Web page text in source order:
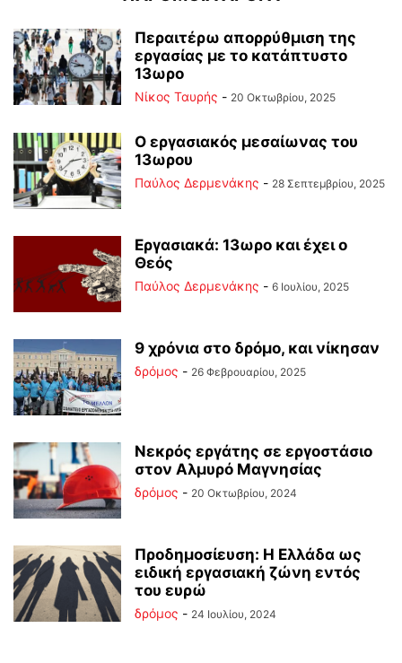
Περαιτέρω απορρύθμιση της
εργασίας με το κατάπτυστο
13ωρο
Νίκος Ταυρής - 20 Οκτωβρίου, 2025
Ο εργασιακός μεσαίωνας του
13ωρου
Παύλος Δερμενάκης - 28 Σεπτεμβρίου, 2025
Εργασιακά: 13ωρο και έχει ο
Θεός
Παύλος Δερμενάκης - 6 Ιουλίου, 2025
9 χρόνια στο δρόμο, και νίκησαν
δρόμος - 26 Φεβρουαρίου, 2025
Νεκρός εργάτης σε εργοστάσιο
στον Αλμυρό Μαγνησίας
δρόμος - 20 Οκτωβρίου, 2024
Προδημοσίευση: Η Ελλάδα ως
ειδική εργασιακή ζώνη εντός
του ευρώ
δρόμος - 24 Ιουλίου, 2024